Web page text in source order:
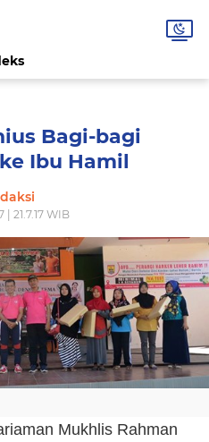
Bagi-bagi
Ibu Hamil
| 21.7.17 WIB
Mukhlis Rahman